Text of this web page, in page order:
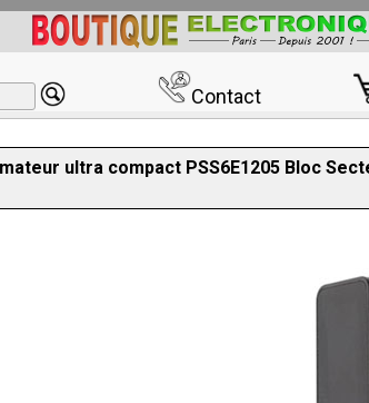
Contact
ultra compact PSS6E1205 Bloc